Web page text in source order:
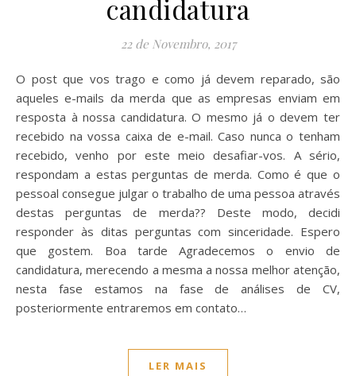
candidatura
22 de Novembro, 2017
O post que vos trago e como já devem reparado, são
aqueles e-mails da merda que as empresas enviam em
resposta à nossa candidatura. O mesmo já o devem ter
recebido na vossa caixa de e-mail. Caso nunca o tenham
recebido, venho por este meio desafiar-vos. A sério,
respondam a estas perguntas de merda. Como é que o
pessoal consegue julgar o trabalho de uma pessoa através
destas perguntas de merda?? Deste modo, decidi
responder às ditas perguntas com sinceridade. Espero
que gostem. Boa tarde Agradecemos o envio de
candidatura, merecendo a mesma a nossa melhor atenção,
nesta fase estamos na fase de análises de CV,
posteriormente entraremos em contato…
LER MAIS